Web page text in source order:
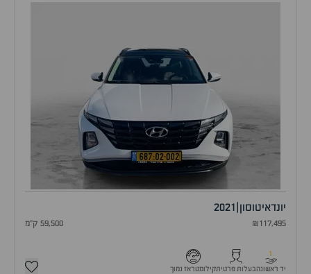
יונדאיטוסון 2021
₪117,495 59,500 ק"מ
1
יד ראשונהבעלות פרטיתקילומטראז נמוך